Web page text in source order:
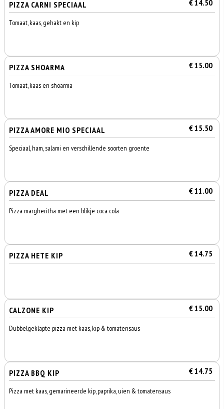
PIZZA CARNI SPECIAAL € 14.50
Tomaat, kaas, gehakt en kip
PIZZA SHOARMA € 15.00
Tomaat, kaas en shoarma
PIZZA AMORE MIO SPECIAAL € 15.50
Speciaal, ham, salami en verschillende soorten groente
PIZZA DEAL € 11.00
Pizza margheritha met een blikje coca cola
PIZZA HETE KIP € 14.75
CALZONE KIP € 15.00
Dubbelgeklapte pizza met kaas, kip & tomatensaus
PIZZA BBQ KIP € 14.75
Pizza met kaas, gemarineerde kip, paprika, uien & tomatensaus